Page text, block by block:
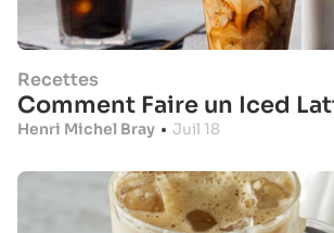
Recettes
Comment Faire un Iced
Henri Michel Bray • Juil 18